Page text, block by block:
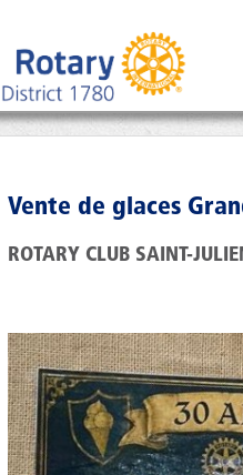
Vente de glaces
ROTARY CLUB SAINT-